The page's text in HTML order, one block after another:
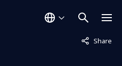
Share
非表示中